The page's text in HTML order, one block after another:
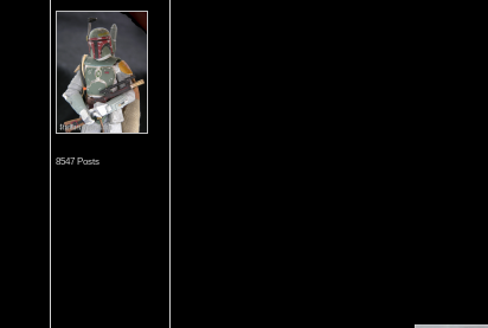
8547 Posts